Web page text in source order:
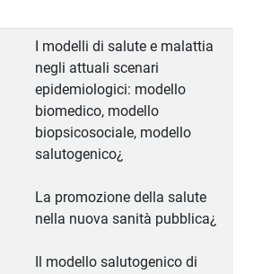
I modelli di salute e malattia
negli attuali scenari
epidemiologici: modello
biomedico, modello
biopsicosociale, modello
salutogenico¿
La promozione della salute
nella nuova sanità pubblica¿
Il modello salutogenico di